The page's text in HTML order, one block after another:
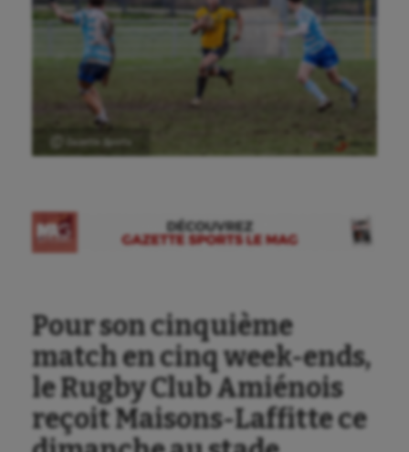
Aéronautique
Aviron
Balle à la main
Ballon au poing
Pour son cinquième
match en cinq week-ends,
le Rugby Club Amiénois
reçoit Maisons-Laffitte ce